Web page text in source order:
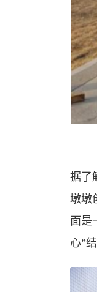
据了
墩墩
面是
心”